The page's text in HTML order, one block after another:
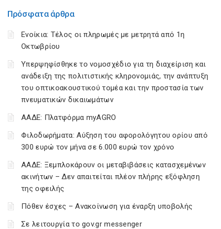
Πρόσφατα άρθρα
Ενοίκια: Τέλος οι πληρωμές με μετρητά από 1η
Οκτωβρίου
Υπερψηφίσθηκε το νομοσχέδιο για τη διαχείριση και
ανάδειξη της πολιτιστικής κληρονομιάς, την ανάπτυξη
του οπτικοακουστικού τομέα και την προστασία των
πνευματικών δικαιωμάτων
ΑΑΔΕ: Πλατφόρμα myAGRO
Φιλοδωρήματα: Αύξηση του αφορολόγητου ορίου από
300 ευρώ τον μήνα σε 6.000 ευρώ τον χρόνο
ΑΑΔΕ: Ξεμπλοκάρουν οι μεταβιβάσεις κατασχεμένων
ακινήτων – Δεν απαιτείται πλέον πλήρης εξόφληση
της οφειλής
Πόθεν έσχες – Ανακοίνωση για έναρξη υποβολής
Σε λειτουργία το gov.gr messenger